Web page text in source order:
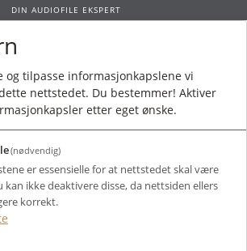
DIN AUDIOFILE EKSPERT
Høyttalere / Passive Høyttalere / Senter
Filter
og tilpasse informasjonkapslene vi
nettstedet. Du bestemmer! Aktiver
etter eget ønske.
(nødvendig)
er essensielle for at nettstedet skal være
kan ikke deaktivere disse, da nettsiden ellers
korrekt.